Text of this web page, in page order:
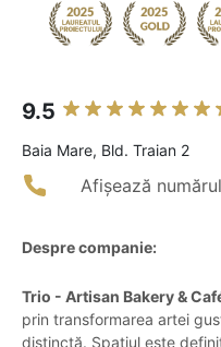
9.5
Baia Mare, Bld. Traian 2
Afișează
Despre companie:
Trio - Artisan Bakery &
prin transformarea artei
distinctă. Spațiul este